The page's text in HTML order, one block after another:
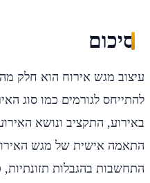
סיכום
עיצוב מגש אירוח הוא חלק
להתייחס לגורמים כמו סוג
באירוע, התקציב ונושא
התאמה אישית של מגש
התחשבות בהגבלות תזונתיות,